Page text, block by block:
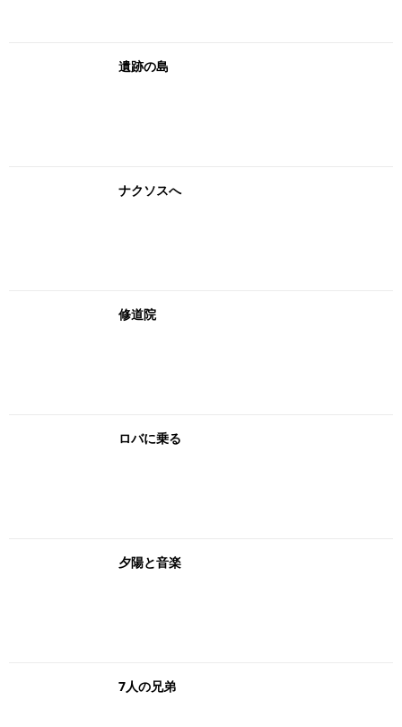
遺跡の島
ナクソスへ
修道院
ロバに乗る
夕陽と音楽
7人の兄弟